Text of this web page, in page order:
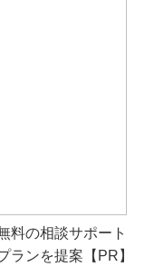
料の相談サポート
ランを提案【PR】